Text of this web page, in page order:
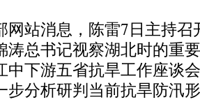
站消息，陈雷7日主持召
涛总书记视察湖北时的重
中下游五省抗旱工作座谈
步分析研判当前抗旱防汛